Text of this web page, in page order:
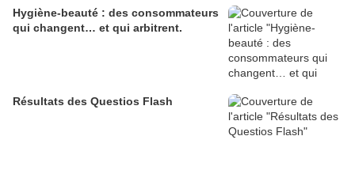
Hygiène-beauté : des consommateurs
qui changent… et qui arbitrent.
Résultats des Questios Flash